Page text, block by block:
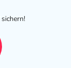
sichern!